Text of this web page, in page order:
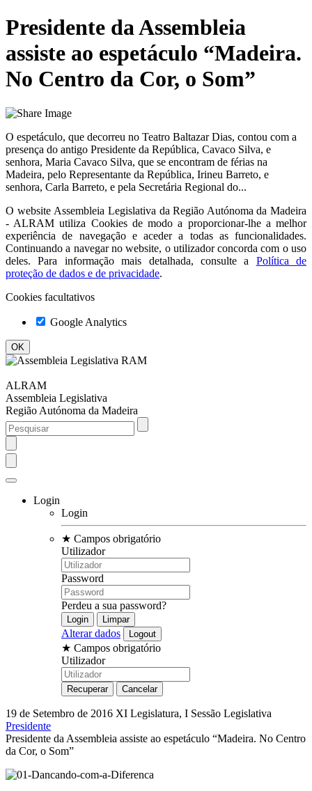
Presidente da Assembleia
assiste ao espetáculo “Madeira.
No Centro da Cor, o Som”
O espetáculo, que decorreu no Teatro Baltazar Dias, contou com a
presença do antigo Presidente da República, Cavaco Silva, e
senhora, Maria Cavaco Silva, que se encontram de férias na
Madeira, pelo Representante da República, Irineu Barreto, e
senhora, Carla Barreto, e pela Secretária Regional do...
O website Assembleia Legislativa da Região Autónoma da Madeira
- ALRAM utiliza Cookies de modo a proporcionar-lhe a melhor
experiência de navegação e aceder a todas as funcionalidades.
Continuando a navegar no website, o utilizador concorda com o uso
deles. Para informação mais detalhada, consulte a
Política de
proteção de dados e de privacidade.
Cookies facultativos
Google Analytics
ALRAM
Assembleia Legislativa
Região Autónoma da Madeira
Login
Login
★ Campos obrigatório
Utilizador
Password
Perdeu a sua password?
Alterar dados
★ Campos obrigatório
Utilizador
19 de Setembro de 2016 XI Legislatura, I Sessão Legislativa
Presidente
Presidente da Assembleia assiste ao espetáculo “Madeira. No Centro
da Cor, o Som”